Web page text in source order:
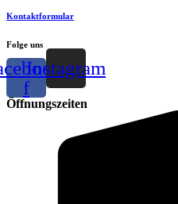
Kontaktformular
Folge uns
f
Instagram
Öffnungszeiten